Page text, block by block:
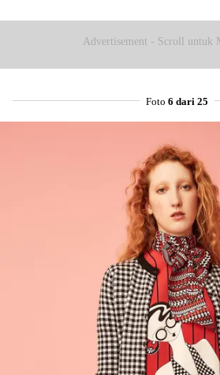
Advertisement - Scroll untuk
Foto 6 dari 25